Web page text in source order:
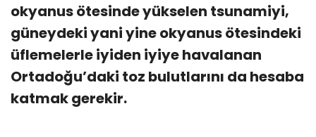
okyanus ötesinde yükselen tsunamiyi,
güneydeki yani yine okyanus ötesindeki
üflemelerle iyiden iyiye havalanan
Ortadoğu’daki toz bulutlarını da hesaba
katmak gerekir.